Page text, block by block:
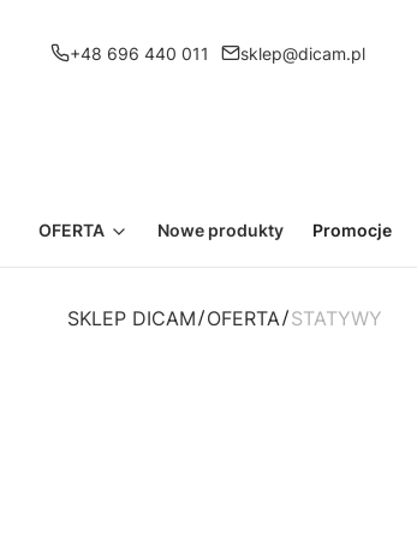
+48 696 440 011 sklep@dicam.pl
OFERTA Nowe produkty Promocje
SKLEP DICAM OFERTA STATYWY